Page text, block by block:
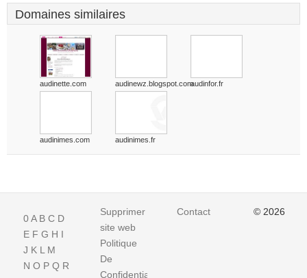
Domaines similaires
audinette.com audinewz.blogspot.comaudinfor.fr
audinimes.com audinimes.fr
0A B C D
E F G H I
J K L M
N O P Q R
Supprimer
site web
Politique
De
Confidentialite
Contact © 2026